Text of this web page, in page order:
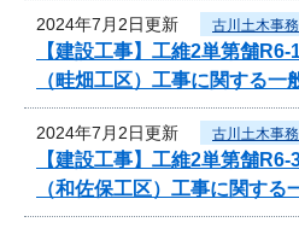
2024年7月2日更新 古川土木事
【建設工事】工維2単第舗
（畦畑工区）工事に関する一
2024年7月2日更新 古川土木事
【建設工事】工維2単第舗
（和佐保工区）工事に関する